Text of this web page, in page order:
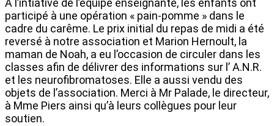
A l’intiative de l’équipe enseignante, les enfants ont
participé à une opération « pain-pomme » dans le
cadre du carême. Le prix initial du repas de midi a été
reversé à notre association et Marion Hernoult, la
maman de Noah, a eu l’occasion de circuler dans les
classes afin de délivrer des informations sur l’ A.N.R.
et les neurofibromatoses. Elle a aussi vendu des
objets de l’association. Merci à Mr Palade, le directeur,
à Mme Piers ainsi qu’à leurs collègues pour leur
soutien.